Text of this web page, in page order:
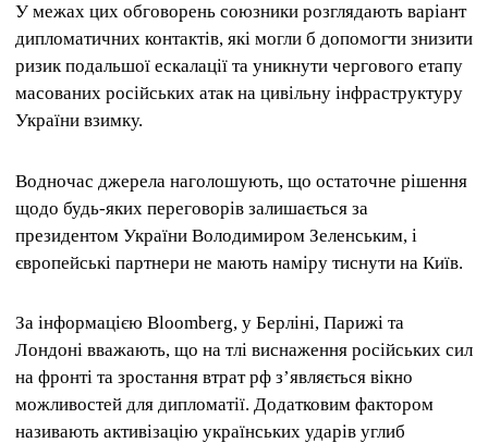
У межах цих обговорень союзники розглядають варіант
дипломатичних контактів, які могли б допомогти знизити
ризик подальшої ескалації та уникнути чергового етапу
масованих російських атак на цивільну інфраструктуру
України взимку.
Водночас джерела наголошують, що остаточне рішення
щодо будь-яких переговорів залишається за
президентом України Володимиром Зеленським, і
європейські партнери не мають наміру тиснути на Київ.
За інформацією Bloomberg, у Берліні, Парижі та
Лондоні вважають, що на тлі виснаження російських сил
на фронті та зростання втрат рф з’являється вікно
можливостей для дипломатії. Додатковим фактором
називають активізацію українських ударів углиб